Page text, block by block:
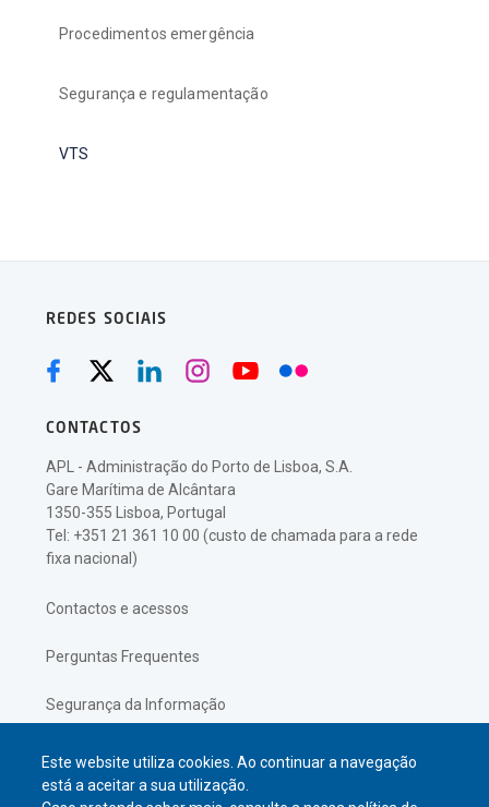
Este website utiliza cookies. Ao continuar a navegação
está a aceitar a sua utilização.
Procedimentos emergência
Segurança e regulamentação
VTS
REDES SOCIAIS
CONTACTOS
APL - Administração do Porto de Lisboa, S.A.
Gare Marítima de Alcântara
1350-355 Lisboa, Portugal
Tel: +351 21 361 10 00 (custo de chamada para a rede
fixa nacional)
Contactos e acessos
Perguntas Frequentes
Segurança da Informação
Política de Privacidade